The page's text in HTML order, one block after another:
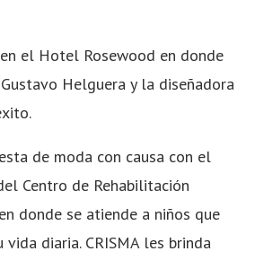
el Hotel Rosewood en donde
Helguera y la diseñadora
de moda con causa con el
Centro de Rehabilitación
donde se atiende a niños que
diaria. CRISMA les brinda